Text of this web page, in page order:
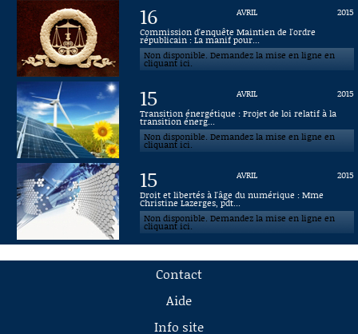
16 AVRIL
2015
Commission d'enquête Maintien de l'ordre
républicain : La manif pour...
Non disponible. Demandez la mise en ligne en
cliquant ici.
15 AVRIL
2015
Transition énergétique : Projet de loi relatif à la
transition énerg...
Non disponible. Demandez la mise en ligne en
cliquant ici.
15 AVRIL
2015
Droit et libertés à l'âge du numérique : Mme
Christine Lazerges, pdt...
Non disponible. Demandez la mise en ligne en
cliquant ici.
Contact
Aide
Info site